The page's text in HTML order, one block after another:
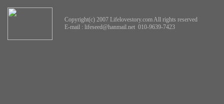
Copyright(c) 2007 Lifelovestory.com All rights reserved
E-mail : lifeseed@hanmail.net 010-9639-7423